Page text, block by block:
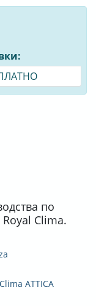
по
Clima.
ATTICA